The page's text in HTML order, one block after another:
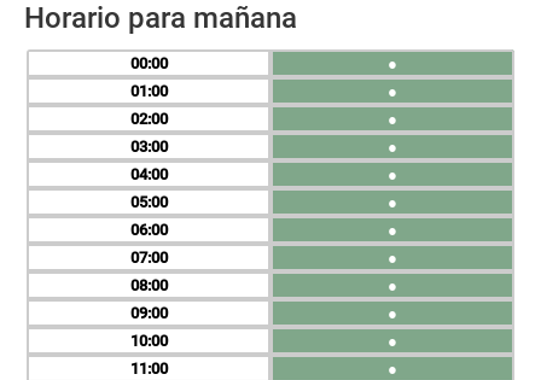
Horario para mañana
00
01
02
03
04
05
06
07
08
09
10
11
●
●
●
●
●
●
●
●
●
●
●
●